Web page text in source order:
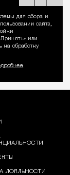
для сбора и
сайта,
или
на обработку
ЛОЯЛЬНОСТИ